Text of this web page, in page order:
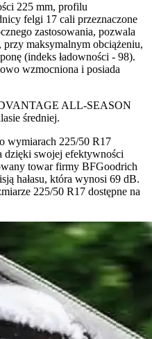
225 mm, profilu
felgi 17 cali przeznaczone
zastosowania, pozwala
maksymalnym obciążeniu,
(indeks ładowności - 98).
wzmocniona i posiada
ALL-SEASON
średniej.
wymiarach 225/50 R17
dzięki swojej efektywności
towar firmy BFGoodrich
hałasu, która wynosi 69 dB.
225/50 R17 dostępne na